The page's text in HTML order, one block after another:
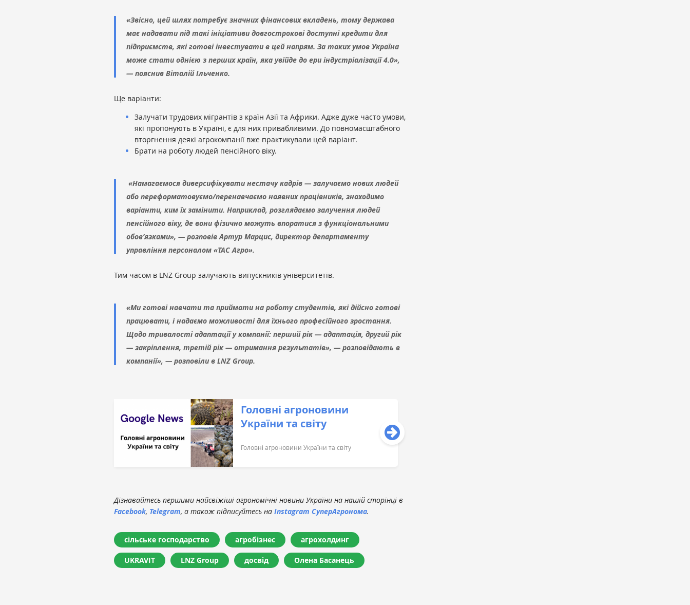
«Звісно, цей шлях потребує значних фінансових вкладень, тому держава
має надавати під такі ініціативи довгострокові доступні кредити для
підприємств, які готові інвестувати в цей напрям. За таких умов Україна
може стати однією з перших країн, яка увійде до ери індустріалізації 4.0»,
— пояснив Віталій Ільченко.
Ще варіанти:
Залучати трудових мігрантів з країн Азії та Африки. Адже дуже часто умови,
які пропонують в Україні, є для них привабливими. До повномасштабного
вторгнення деякі агрокомпанії вже практикували цей варіант.
Брати на роботу людей пенсійного віку.
«Намагаємося диверсифікувати нестачу кадрів — залучаємо нових людей
або переформатовуємо/перенавчаємо наявних працівників, знаходимо
варіанти, ким їх замінити. Наприклад, розглядаємо залучення людей
пенсійного віку, де вони фізично можуть впоратися з функціональними
обов’язками», — розповів Артур Марцис, директор департаменту
управління персоналом «ТАС Агро».
Тим часом в LNZ Group залучають випускників університетів.
«Ми готові навчати та приймати на роботу студентів, які дійсно готові
працювати, і надаємо можливості для їхнього професійного зростання.
Щодо тривалості адаптації у компанії: перший рік — адаптація, другий рік
— закріплення, третій рік — отримання результатів», — розповідають в
компанії», — розповіли в LNZ Group.
Головні агроновини
України та світу
Головні агроновини України та світу
Дізнавайтесь першими найсвіжіші агрономічні новини України на нашій сторінці в
Facebook, Telegram, а також підписуйтесь на Instagram СуперАгронома.
сільське господарство агробізнес агрохолдинг
UKRAVIT LNZ Group досвід Олена Басанець